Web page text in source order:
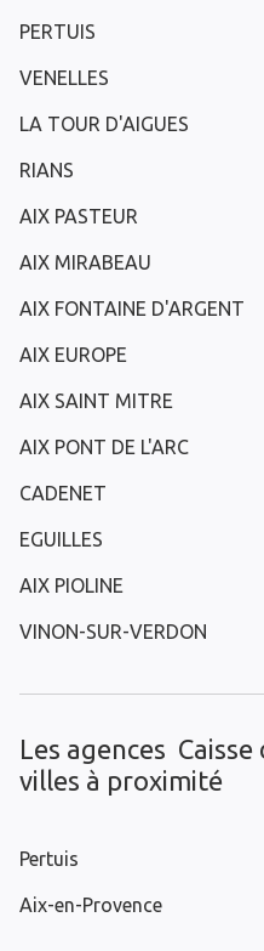
PERTUIS
VENELLES
LA TOUR D'AIGUES
RIANS
AIX PASTEUR
AIX MIRABEAU
AIX FONTAINE D'ARGENT
AIX EUROPE
AIX SAINT MITRE
AIX PONT DE L'ARC
CADENET
EGUILLES
AIX PIOLINE
VINON-SUR-VERDON
Les agences Caisse
villes à proximité
Pertuis
Aix-en-Provence